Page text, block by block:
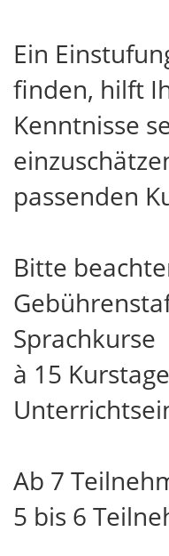
Ein
finden, hilft
Kenntnisse
passenden
Bitte
Sprachkurse
à 15
Ab 7
5 bis 6